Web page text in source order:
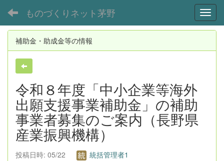
ものづくりネット茅野
補助金・助成金等の情報
令和８年度「中小企業等海外
出願支援事業補助金」の補助
事業者募集のご案内（長野県
産業振興機構）
投稿日時: 05/22
統括管理者1